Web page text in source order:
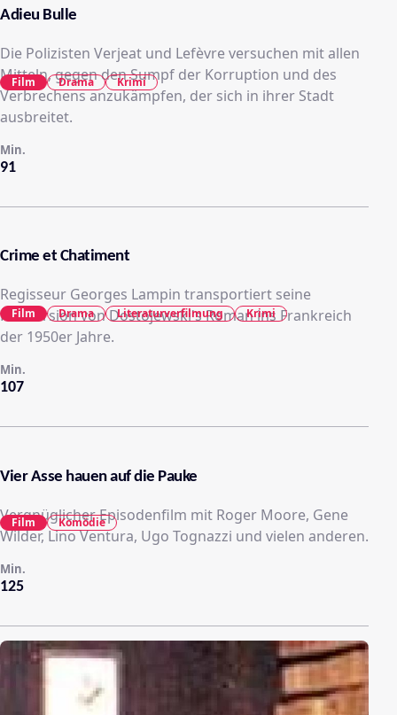
Adieu Bulle
Die Polizisten Verjeat und Lefèvre versuchen mit allen
Mitteln, gegen den Sumpf der Korruption und des
Verbrechens anzukämpfen, der sich in ihrer Stadt
ausbreitet.
91
Min.
Film Drama Krimi
Crime et Chatiment
Regisseur Georges Lampin transportiert seine
Filmversion von Dostojewski's Roman ins Frankreich
der 1950er Jahre.
107
Min.
Film Drama Literaturverfilmung Krimi
Vier Asse hauen auf die Pauke
Vergnüglicher Episodenfilm mit Roger Moore, Gene
Wilder, Lino Ventura, Ugo Tognazzi und vielen anderen.
125
Min.
Film Komödie